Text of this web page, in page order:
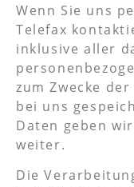
Wenn Sie uns
Telefax
inklusive aller
zum Zwecke
bei uns
Daten geben
weiter.
Die